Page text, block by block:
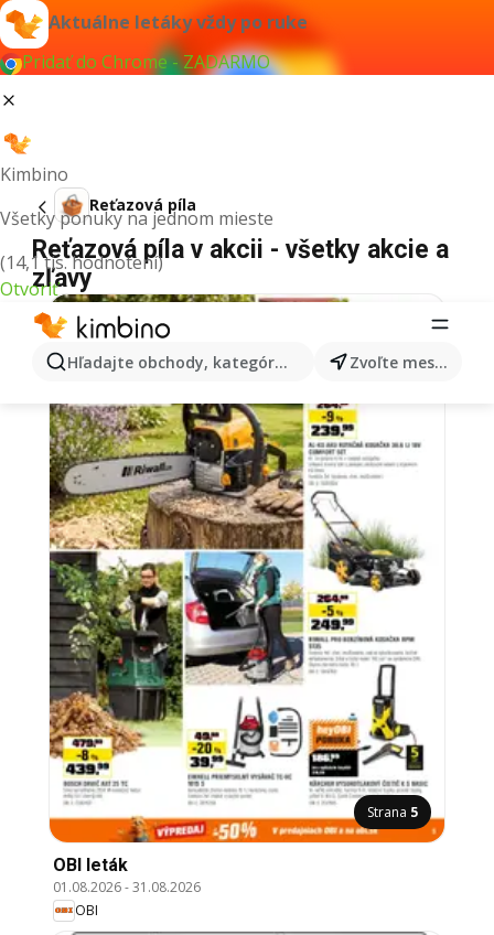
Aktuálne letáky vždy po ruke
Pridať do Chrome - ZADARMO
Kimbino
Všetky ponuky na jednom mieste
(14,1 tis. hodnotení)
Otvoriť
Hľadajte obchody, kategórie, produkty... Zvoľte mesto
Reťazová píla
Reťazová píla v akcii - všetky akcie a
zľavy
Strana 5
OBI leták
01.08.2026-31.08.2026
OBI